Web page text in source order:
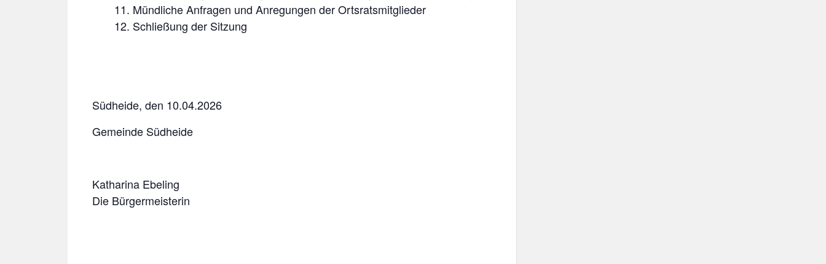
Mündliche Anfragen und Anregungen der Ortsratsmitglieder
Schließung der Sitzung
Südheide, den 10.04.2026
Gemeinde Südheide
Katharina Ebeling
Die Bürgermeisterin